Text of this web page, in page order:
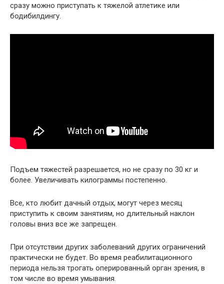
сразу можно приступать к тяжелой атлетике или
бодибилдингу.
Подъем тяжестей разрешается, но не сразу по 30 кг и
более. Увеличивать килограммы постепенно.
Все, кто любит дачный отдых, могут через месяц
приступить к своим занятиям, но длительный наклон
головы вниз все же запрещен.
При отсутствии других заболеваний других ограничений
практически не будет. Во время реабилитационного
периода нельзя трогать оперированный орган зрения, в
том числе во время умывания.